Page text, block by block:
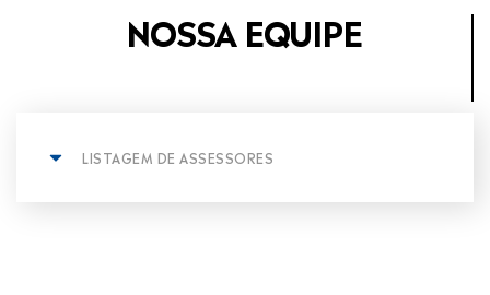
NOSSA EQUIPE
LISTAGEM DE ASSESSORES